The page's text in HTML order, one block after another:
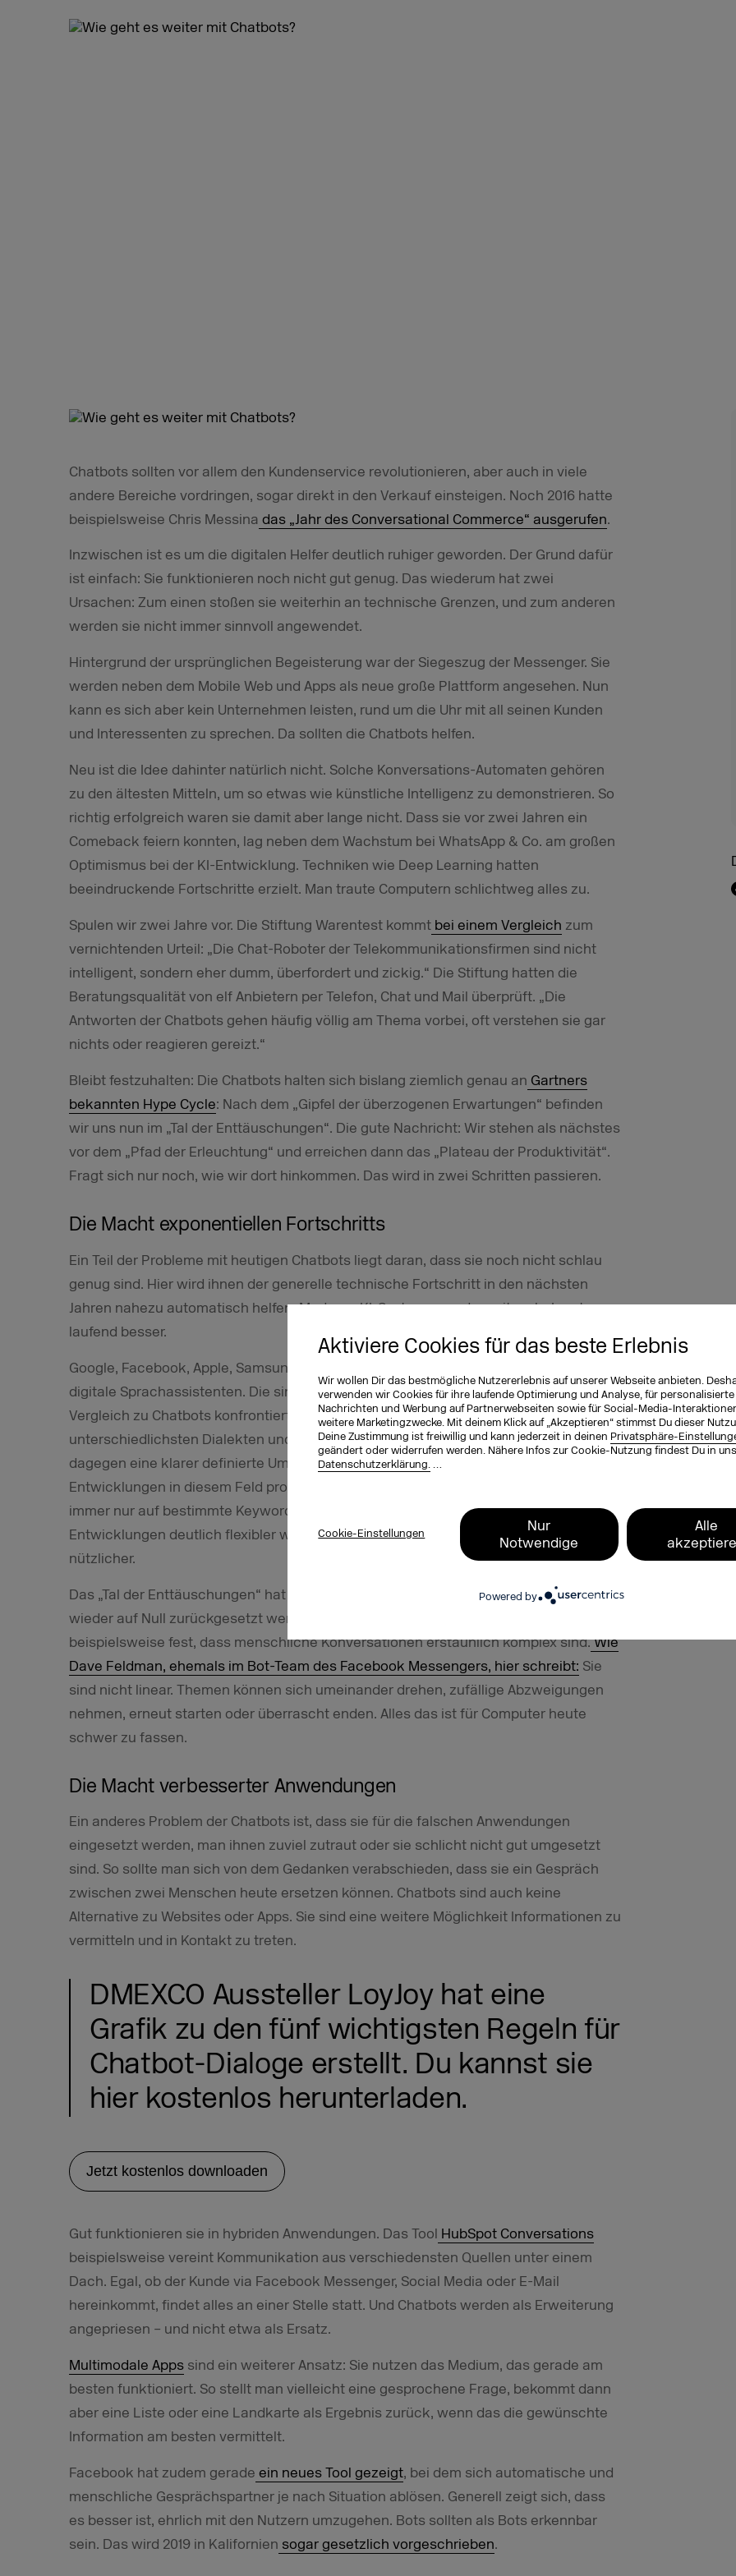
Aktiviere Cookies für das beste Erlebnis
Wir wollen Dir das bestmögliche Nutzererlebnis auf unserer Webseite anbieten.
verwenden wir Cookies für ihre laufende Optimierung und Analyse, für personalisierte
Nachrichten und Werbung auf Partnerwebseiten sowie für Social-Media-
weitere Marketingzwecke. Mit deinem Klick auf „Akzeptieren“ stimmst Du dieser
Deine Zustimmung ist freiwillig und kann jederzeit in deinen Privatsphäre-
geändert oder widerrufen werden. Nähere Infos zur Cookie-Nutzung findest Du in
Datenschutzerklärung. …
Cookie-Einstellungen
Nur
Notwendige
Alle
Powered by
Chatbots sollten vor allem den Kundenservice revolutionieren, aber auch in viele
andere Bereiche vordringen, sogar direkt in den Verkauf einsteigen. Noch 2016 hatte
beispielsweise Chris Messina das „Jahr des Conversational Commerce“ ausgerufen.
Inzwischen ist es um die digitalen Helfer deutlich ruhiger geworden. Der Grund dafür
ist einfach: Sie funktionieren noch nicht gut genug. Das wiederum hat zwei
Ursachen: Zum einen stoßen sie weiterhin an technische Grenzen, und zum anderen
werden sie nicht immer sinnvoll angewendet.
Hintergrund der ursprünglichen Begeisterung war der Siegeszug der Messenger. Sie
werden neben dem Mobile Web und Apps als neue große Plattform angesehen. Nun
kann es sich aber kein Unternehmen leisten, rund um die Uhr mit all seinen Kunden
und Interessenten zu sprechen. Da sollten die Chatbots helfen.
Neu ist die Idee dahinter natürlich nicht. Solche Konversations-Automaten gehören
zu den ältesten Mitteln, um so etwas wie künstliche Intelligenz zu demonstrieren. So
richtig erfolgreich waren sie damit aber lange nicht. Dass sie vor zwei Jahren ein
Comeback feiern konnten, lag neben dem Wachstum bei WhatsApp & Co. am großen
Optimismus bei der KI-Entwicklung. Techniken wie Deep Learning hatten
beeindruckende Fortschritte erzielt. Man traute Computern schlichtweg alles zu.
Spulen wir zwei Jahre vor. Die Stiftung Warentest kommt bei einem Vergleich zum
vernichtenden Urteil: „Die Chat-Roboter der Telekommunikationsfirmen sind nicht
intelligent, sondern eher dumm, überfordert und zickig.“ Die Stiftung hatten die
Beratungsqualität von elf Anbietern per Telefon, Chat und Mail überprüft. „Die
Antworten der Chatbots gehen häufig völlig am Thema vorbei, oft verstehen sie gar
nichts oder reagieren gereizt.“
Bleibt festzuhalten: Die Chatbots halten sich bislang ziemlich genau an Gartners
bekannten Hype Cycle: Nach dem „Gipfel der überzogenen Erwartungen“ befinden
wir uns nun im „Tal der Enttäuschungen“. Die gute Nachricht: Wir stehen als nächstes
vor dem „Pfad der Erleuchtung“ und erreichen dann das „Plateau der Produktivität“.
Fragt sich nur noch, wie wir dort hinkommen. Das wird in zwei Schritten passieren.
Die Macht exponentiellen Fortschritts
Ein Teil der Probleme mit heutigen Chatbots liegt daran, dass sie noch nicht schlau
genug sind. Hier wird ihnen der generelle technische Fortschritt in den nächsten
Jahren nahezu automatisch helfen. Moderne KI-Systeme werden mit mehr Input
laufend besser.
Google, Facebook, Apple, Samsung und andere investieren in großem Maßstab in
digitale Sprachassistenten. Die sind mit vielen zusätzlichen Herausforderungen im
Vergleich zu Chatbots konfrontiert und müssen beispielsweise mit den
unterschiedlichsten Dialekten und Sprechweisen zurechtkommen. Chatbots haben
dagegen eine klarer definierte Umgebung, in der sie arbeiten. Sie sollten von den
Entwicklungen in diesem Feld profitieren. Denn während sie heute oftmals noch
immer nur auf bestimmte Keywords reagieren, sollten sie dank dieser neuen
Entwicklungen deutlich flexibler werden und damit hoffentlich schlauer und
nützlicher.
Das „Tal der Enttäuschungen“ hat bei alldem den großen Vorteil, dass Erwartungen
wieder auf Null zurückgesetzt werden. Mit Blick auf Chatbots stellt man dann
beispielsweise fest, dass menschliche Konversationen erstaunlich komplex sind.Wie
Dave Feldman, ehemals im Bot-Team des Facebook Messengers, hier schreibt: Sie
sind nicht linear. Themen können sich umeinander drehen, zufällige Abzweigungen
nehmen, erneut starten oder überrascht enden. Alles das ist für Computer heute
schwer zu fassen.
Die Macht verbesserter Anwendungen
Ein anderes Problem der Chatbots ist, dass sie für die falschen Anwendungen
eingesetzt werden, man ihnen zuviel zutraut oder sie schlicht nicht gut umgesetzt
sind. So sollte man sich von dem Gedanken verabschieden, dass sie ein Gespräch
zwischen zwei Menschen heute ersetzen können. Chatbots sind auch keine
Alternative zu Websites oder Apps. Sie sind eine weitere Möglichkeit Informationen zu
vermitteln und in Kontakt zu treten.
DMEXCO Aussteller LoyJoy hat eine
Grafik zu den fünf wichtigsten Regeln für
Chatbot-Dialoge erstellt. Du kannst sie
hier kostenlos herunterladen.
Jetzt kostenlos downloaden
Gut funktionieren sie in hybriden Anwendungen. Das Tool HubSpot Conversations
beispielsweise vereint Kommunikation aus verschiedensten Quellen unter einem
Dach. Egal, ob der Kunde via Facebook Messenger, Social Media oder E-Mail
hereinkommt, findet alles an einer Stelle statt. Und Chatbots werden als Erweiterung
angepriesen – und nicht etwa als Ersatz.
Multimodale Apps sind ein weiterer Ansatz: Sie nutzen das Medium, das gerade am
besten funktioniert. So stellt man vielleicht eine gesprochene Frage, bekommt dann
aber eine Liste oder eine Landkarte als Ergebnis zurück, wenn das die gewünschte
Information am besten vermittelt.
Facebook hat zudem gerade ein neues Tool gezeigt, bei dem sich automatische und
menschliche Gesprächspartner je nach Situation ablösen. Generell zeigt sich, dass
es besser ist, ehrlich mit den Nutzern umzugehen. Bots sollten als Bots erkennbar
sein. Das wird 2019 in Kalifornien sogar gesetzlich vorgeschrieben.